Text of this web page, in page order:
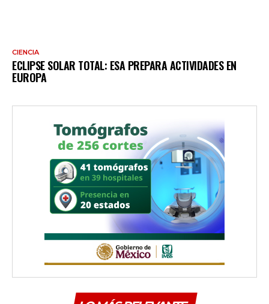
CIENCIA
ECLIPSE SOLAR TOTAL: ESA PREPARA ACTIVIDADES EN
EUROPA